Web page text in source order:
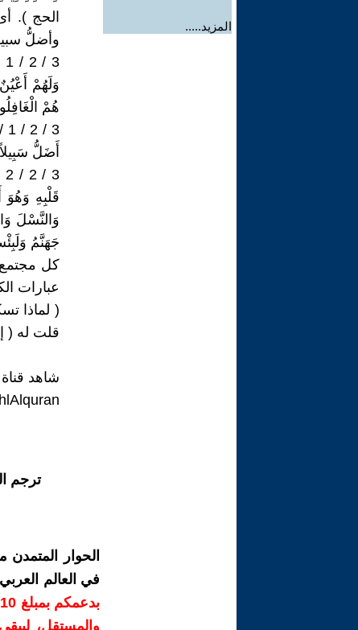
المزيد.....
الحج ).
وأضلُّ
وَلَهُمْ
هُمْ الْغَافِلُونَ (179)
أَضَلُّ سَبِيلاً (44)
كل
عبارات
( لماذا
قلت له (
شاهد
ترجم
الحوار
في العالم
والمستقل،